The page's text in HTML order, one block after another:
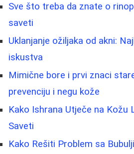
Sve što treba da znate o
saveti
Uklanjanje ožiljaka od akni:
iskustva
Mimične bore i prvi znaci
prevenciju i negu kože
Kako Ishrana Utječe na Kožu
Saveti
Kako Rešiti Problem sa